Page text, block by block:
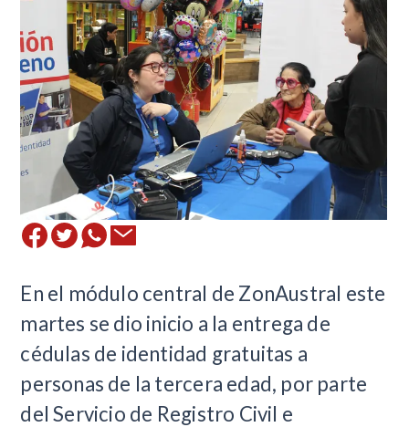
​En el módulo central de ZonAustral este
martes se dio inicio a la entrega de
cédulas de identidad gratuitas a
personas de la tercera edad, por parte
del Servicio de Registro Civil e